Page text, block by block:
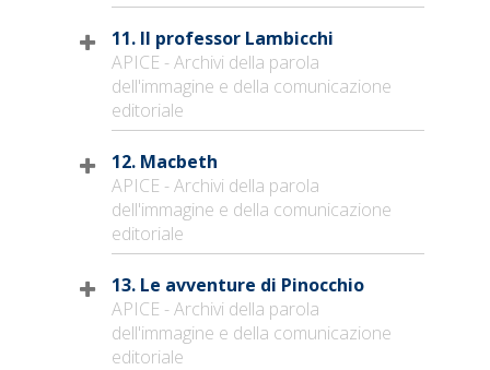
11. Il professor Lambicchi
APICE - Archivi della parola
dell'immagine e della comunicazione
editoriale
12. Macbeth
APICE - Archivi della parola
dell'immagine e della comunicazione
editoriale
13. Le avventure di Pinocchio
APICE - Archivi della parola
dell'immagine e della comunicazione
editoriale